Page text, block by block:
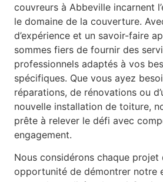
couvreurs à Abbeville incarnent
le domaine de la couverture.
d’expérience et un savoir-faire
sommes fiers de fournir des
professionnels adaptés à vos
spécifiques. Que vous ayez
réparations, de rénovations ou
nouvelle installation de toiture,
prête à relever le défi avec
engagement.
Nous considérons chaque projet
opportunité de démontrer notre